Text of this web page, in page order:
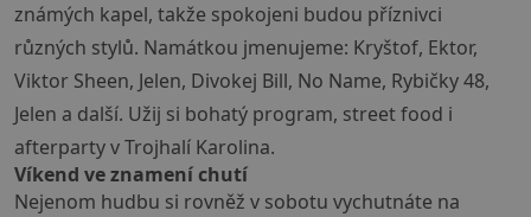
známých kapel, takže spokojeni budou příznivci
různých stylů. Namátkou jmenujeme: Kryštof, Ektor,
Viktor Sheen, Jelen, Divokej Bill, No Name, Rybičky 48,
Jelen a další. Užij si bohatý program, street food i
afterparty v Trojhalí Karolina.
Víkend ve znamení chutí
Nejenom hudbu si rovněž v sobotu vychutnáte na